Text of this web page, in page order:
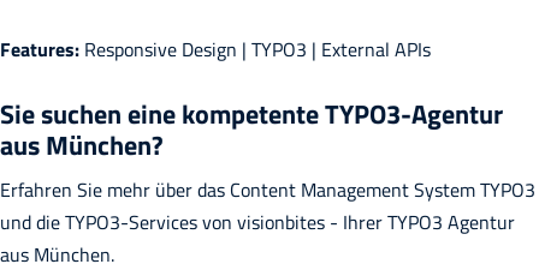
Features: Responsive Design | TYPO3 | External APIs
Sie suchen eine kompetente TYPO3-Agentur
aus München?
Erfahren Sie mehr über das Content Management System TYPO3
und die TYPO3-Services von visionbites - Ihrer TYPO3 Agentur
aus München.